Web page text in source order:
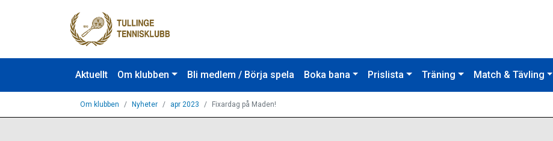
Aktuellt Om klubben Bli medlem / Börja spela Boka bana Prislista Träning Match & Tävling
Om klubben Nyheter apr 2023 Fixardag på Maden!